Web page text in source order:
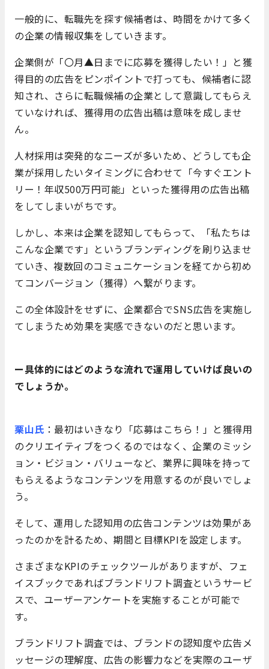
一般的に、転職先を探す候補者は、時間をかけて多く
の企業の情報収集をしていきます。
企業側が「〇月▲日までに応募を獲得したい！」と獲
得目的の広告をピンポイントで打っても、候補者に認
知され、さらに転職候補の企業として意識してもらえ
ていなければ、獲得用の広告出稿は意味を成しませ
ん。
人材採用は突発的なニーズが多いため、どうしても企
業が採用したいタイミングに合わせて「今すぐエント
リー！年収500万円可能」といった獲得用の広告出稿
をしてしまいがちです。
しかし、本来は企業を認知してもらって、「私たちは
こんな企業です」というブランディングを刷り込ませ
ていき、複数回のコミュニケーションを経てから初め
てコンバージョン（獲得）へ繋がります。
この全体設計をせずに、企業都合でSNS広告を実施し
てしまうため効果を実感できないのだと思います。
ー具体的にはどのような流れで運用していけば良いの
でしょうか。
栗山氏 ：最初はいきなり「応募はこちら！」と獲得用
のクリエイティブをつくるのではなく、企業のミッシ
ョン・ビジョン・バリューなど、業界に興味を持って
もらえるようなコンテンツを用意するのが良いでしょ
う。
そして、運用した認知用の広告コンテンツは効果があ
ったのかを計るため、期間と目標KPIを設定します。
さまざまなKPIのチェックツールがありますが、フェ
イスブックであればブランドリフト調査というサービ
スで、ユーザーアンケートを実施することが可能で
す。
ブランドリフト調査では、ブランドの認知度や広告メ
ッセージの理解度、広告の影響力などを実際のユーザ